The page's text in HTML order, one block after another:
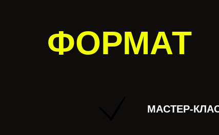
ФОРМАТ
МАСТЕР-